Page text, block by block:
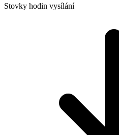
Stovky hodin vysílání